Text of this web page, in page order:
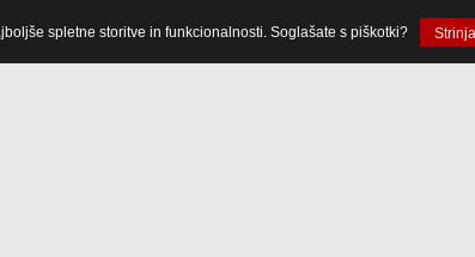
spletne storitve in funkcionalnosti. Soglašate s piškotki?